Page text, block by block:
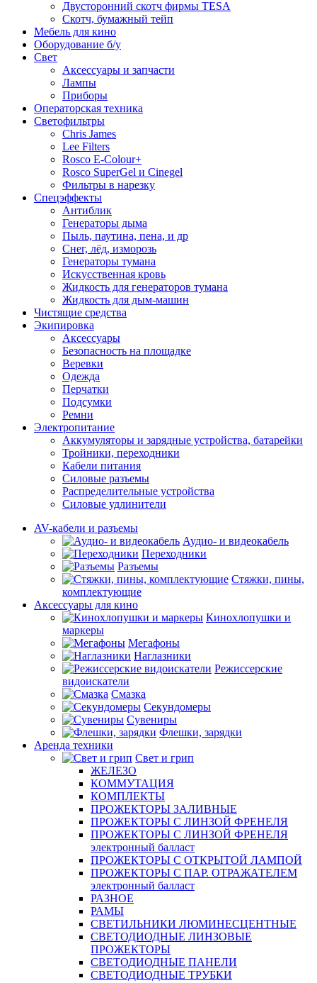
Двусторонний скотч фирмы TESA
Скотч, бумажный тейп
Мебель для кино
Оборудование б/у
Свет
Аксессуары и запчасти
Лампы
Приборы
Операторская техника
Светофильтры
Chris James
Lee Filters
Rosco E-Colour+
Rosco SuperGel и Cinegel
Фильтры в нарезку
Спецэффекты
Антиблик
Генераторы дыма
Пыль, паутина, пена, и др
Снег, лёд, изморозь
Генераторы тумана
Искусственная кровь
Жидкость для генераторов тумана
Жидкость для дым-машин
Чистящие средства
Экипировка
Аксессуары
Безопасность на площадке
Веревки
Одежда
Перчатки
Подсумки
Ремни
Электропитание
Аккумуляторы и зарядные устройства, батарейки
Тройники, переходники
Кабели питания
Силовые разъемы
Распределительные устройства
Силовые удлинители
AV-кабели и разъемы
Аудио- и видеокабель
Переходники
Разъемы
Стяжки, пины,
комплектующие
Аксессуары для кино
Кинохлопушки и
маркеры
Мегафоны
Наглазники
Режиссерские
видоискатели
Смазка
Секундомеры
Сувениры
Флешки, зарядки
Аренда техники
Свет и грип
ЖЕЛЕЗО
КОММУТАЦИЯ
КОМПЛЕКТЫ
ПРОЖЕКТОРЫ ЗАЛИВНЫЕ
ПРОЖЕКТОРЫ С ЛИНЗОЙ ФРЕНЕЛЯ
ПРОЖЕКТОРЫ С ЛИНЗОЙ ФРЕНЕЛЯ
электронный балласт
ПРОЖЕКТОРЫ С ОТКРЫТОЙ ЛАМПОЙ
ПРОЖЕКТОРЫ С ПАР. ОТРАЖАТЕЛЕМ
электронный балласт
РАЗНОЕ
РАМЫ
СВЕТИЛЬНИКИ ЛЮМИНЕСЦЕНТНЫЕ
СВЕТОДИОДНЫЕ ЛИНЗОВЫЕ
ПРОЖЕКТОРЫ
СВЕТОДИОДНЫЕ ПАНЕЛИ
СВЕТОДИОДНЫЕ ТРУБКИ